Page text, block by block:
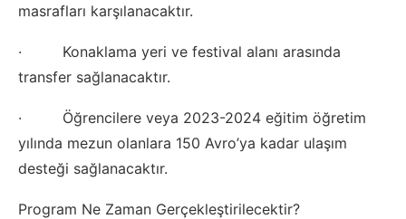
masrafları karşılanacaktır.
· Konaklama yeri ve festival alanı arasında
transfer sağlanacaktır.
· Öğrencilere veya 2023-2024 eğitim öğretim
yılında mezun olanlara 150 Avro’ya kadar ulaşım
desteği sağlanacaktır.
Program Ne Zaman Gerçekleştirilecektir?